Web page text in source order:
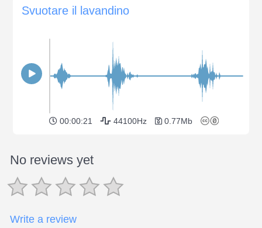
Svuotare il lavandino
00:00:21 44100Hz 0.77Mb
No reviews yet
Write a review